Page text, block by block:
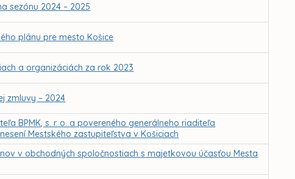
sezónu 2024 – 2025
plánu pre mesto Košice
a organizáciách za rok 2023
zmluvy – 2024
BPMK, s. r. o. a povereného generálneho riaditeľa
Mestského zastupiteľstva v Košiciach
v obchodných spoločnostiach s majetkovou účasťou Mesta